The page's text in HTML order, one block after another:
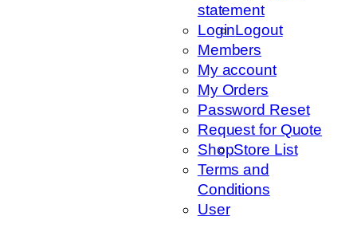
statement
LoginLogout
Members
My account
My Orders
Password Reset
Request for Quote
ShopStore List
Terms and
Conditions
User